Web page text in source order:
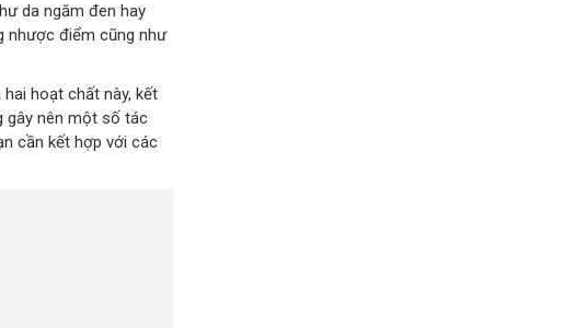
da ngăm đen hay
nhược điểm cũng như
hoạt chất này, kết
gây nên một số tác
cần kết hợp với các